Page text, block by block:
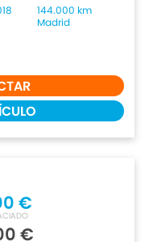
144.000 km
Madrid
€
€